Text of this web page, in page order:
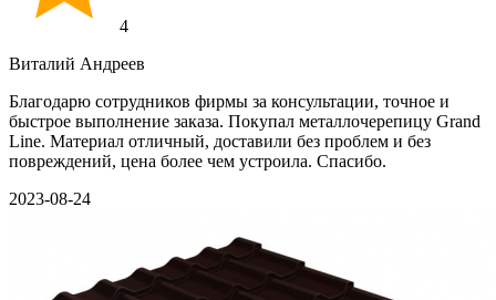
4
Виталий Андреев
Благодарю сотрудников фирмы за консультации, точное и
быстрое выполнение заказа. Покупал металлочерепицу Grand
Line. Материал отличный, доставили без проблем и без
повреждений, цена более чем устроила. Спасибо.
2023-08-24